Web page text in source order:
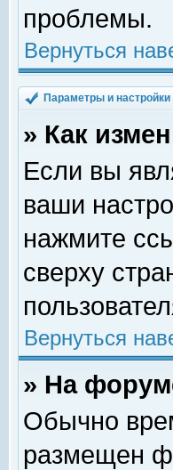
проблемы.
Вернуться
Параметры и
» Как
Если вы
ваши
нажмите
сверху
Вернуться
» На
Обычно
размещен